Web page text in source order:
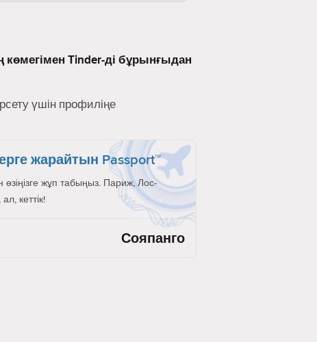
Tinder-ді бұрынғыдан
үшін профиліңе
жарайтын Passport™
өзіңізге жұп табыңыз. Париж, Лос-
кеттік!
Сояпанго